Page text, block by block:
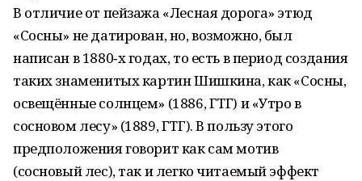
В отличие от пейзажа «Лесная дорога» этюд
«Сосны» не датирован, но, возможно, был
написан в 1880‑х годах, то есть в период создания
таких знаменитых картин Шишкина, как «Сосны,
освещённые солнцем» (1886, ГТГ) и «Утро в
сосновом лесу» (1889, ГТГ). В пользу этого
предположения говорит как сам мотив
(сосновый лес), так и легко читаемый эффект